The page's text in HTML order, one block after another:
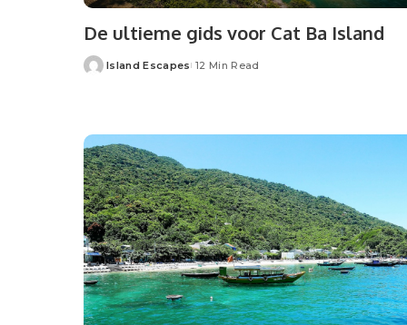
De ultieme gids voor Cat Ba Island
Island Escapes 12 Min Read